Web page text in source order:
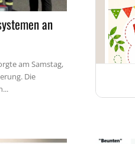
an
am Samstag,
Die